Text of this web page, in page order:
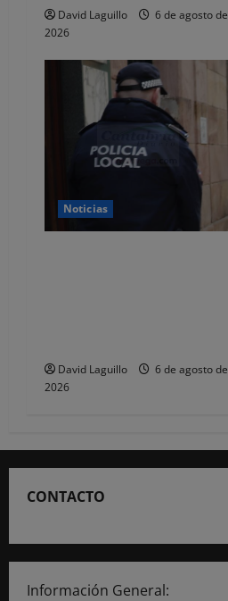
David Laguillo
6 de agosto de
2026
Noticias
David Laguillo
6 de agosto de
2026
CONTACTO
Información General: